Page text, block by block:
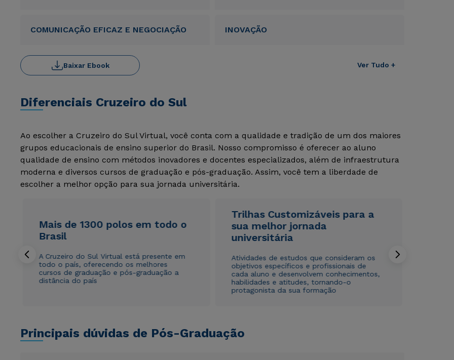
COMUNICAÇÃO EFICAZ E NEGOCIAÇÃO INOVAÇÃO
Ver Tudo +
Baixar Ebook
Diferenciais Cruzeiro do Sul
Ao escolher a Cruzeiro do Sul Virtual, você conta com a qualidade e tradição de um dos maiores
grupos educacionais de ensino superior do Brasil. Nosso compromisso é oferecer ao aluno
qualidade de ensino com métodos inovadores e docentes especializados, além de infraestrutura
moderna e diversos cursos de graduação e pós-graduação. Assim, você tem a liberdade de
escolher a melhor opção para sua jornada universitária.
Mais de 1300 polos em todo o
Brasil
A Cruzeiro do Sul Virtual está presente em
todo o país, oferecendo os melhores
cursos de graduação e pós-graduação a
distância do país
Trilhas Customizáveis para a
sua melhor jornada
universitária
Atividades de estudos que consideram os
objetivos específicos e profissionais de
cada aluno e desenvolvem conhecimentos,
habilidades e atitudes, tornando-o
protagonista da sua formação
Principais dúvidas de Pós-Graduação
Rápido e fácil
WhatsApp
Estou de acordo com aPolítica de Privacidade.
autorizo que meus dados sejam utilizados para o
envio de conteúdos da Cruzeiro do Sul.
Rápido e fácil
WhatsApp
Estou de acordo com aPolítica de Privacidade.
autorizo que meus dados sejam utilizados para o
envio de conteúdos da Cruzeiro do Sul.